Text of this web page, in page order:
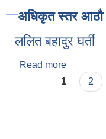
अधिकृत स्तर आठौ
ललित बहादुर घर्ती
Read more
Pages
1 2